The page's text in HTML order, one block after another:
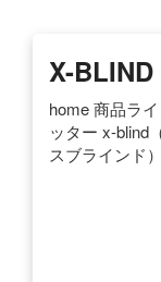
X-
home 商品ラ
ッター x-blind
スブラインド